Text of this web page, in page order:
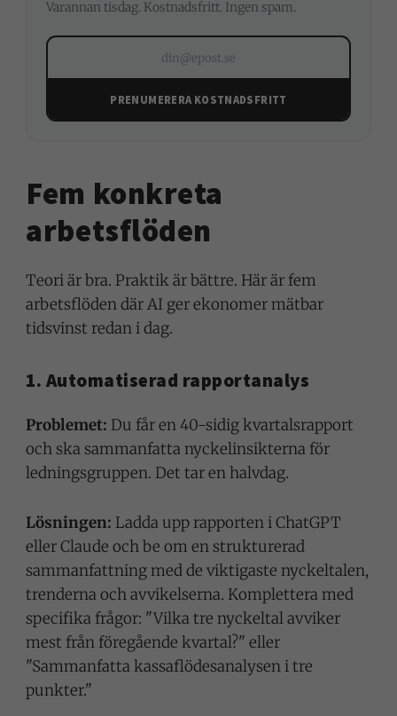
Varannan tisdag. Kostnadsfritt. Ingen spam.
din@epost.se
PRENUMERERA KOSTNADSFRITT
Fem konkreta
arbetsflöden
Teori är bra. Praktik är bättre. Här är fem
arbetsflöden där AI ger ekonomer mätbar
tidsvinst redan i dag.
1. Automatiserad rapportanalys
Problemet: Du får en 40-sidig kvartalsrapport
och ska sammanfatta nyckelinsikterna för
ledningsgruppen. Det tar en halvdag.
Lösningen: Ladda upp rapporten i ChatGPT
eller Claude och be om en strukturerad
sammanfattning med de viktigaste nyckeltalen,
trenderna och avvikelserna. Komplettera med
specifika frågor: "Vilka tre nyckeltal avviker
mest från föregående kvartal?" eller
"Sammanfatta kassaflödesanalysen i tre
punkter."